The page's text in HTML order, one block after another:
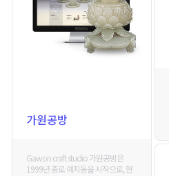
가원공방
Gawon craft studio 가원공방은
1999년 종로 예지동을 시작으로, 현